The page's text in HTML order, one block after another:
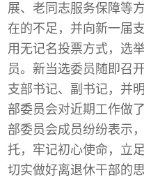
展、老同志服务保障等
在的不足，并向新一届
用无记名投票方式，选
员。新当选委员随即召
支部书记、副书记，并
部委员会对近期工作做
部委员会成员纷纷表示
托，牢记初心使命，立
切实做好离退休干部的